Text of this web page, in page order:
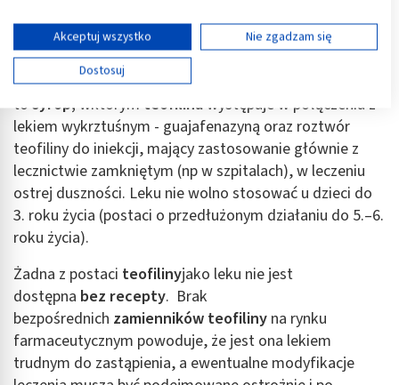
farmaceutycznych, wśród których najpopularniejszą
formą są tabletki lub kapsułki doustne o przedłużonym
uwalnianiu. Inne, rzadziej stosowane postacie
to syrop, wktórym teofilina występuje w połączeniu z
lekiem wykrztuśnym - guajafenazyną oraz roztwór
teofiliny do iniekcji, mający zastosowanie głównie z
lecznictwie zamkniętym (np w szpitalach), w leczeniu
ostrej duszności. Leku nie wolno stosować u dzieci do
3. roku życia (postaci o przedłużonym działaniu do 5.–6.
roku życia).
Żadna z postaci teofilinyjako leku nie jest
dostępna bez recepty. Brak
bezpośrednich zamienników teofiliny na rynku
farmaceutycznym powoduje, że jest ona lekiem
trudnym do zastąpienia, a ewentualne modyfikacje
Wyświetl listę partnerów (11 dostawców IAB)
Używamy Twoich danych w następujących celach:
Cele przetwarzania IAB:
Przechowywanie informacji na urządzeniu lub
dostęp do nich
Wykorzystywanie ograniczonych danych do
wyboru reklam
Tworzenie profili w celu spersonalizowanych
reklam
spersonalizowanych reklam
Tworzenie profili w celu personalizacji treści
Wykorzystywanie profili w celu doboru
spersonalizowanych treści
Akceptuj wszystko
Nie zgadzam się
Dostosuj